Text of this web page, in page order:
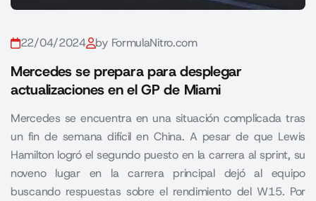
22/04/2024 by FormulaNitro.com
Mercedes se prepara para desplegar
actualizaciones en el GP de Miami
Mercedes se encuentra en una situación complicada tras
un fin de semana difícil en China. A pesar de que Lewis
Hamilton logró el segundo puesto en la carrera al sprint, su
noveno lugar en la carrera principal dejó al equipo
buscando respuestas sobre el rendimiento del W15. Por